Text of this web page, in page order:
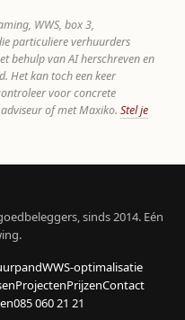
WWS, box 3,
particuliere verhuurders
behulp van AI herschreven en
Het kan toch een keer
voor concrete
of met Maxiko. Stel je
sinds 2014. Eén
WWS-optimalisatie
ProjectenPrijzenContact
085 060 21 21